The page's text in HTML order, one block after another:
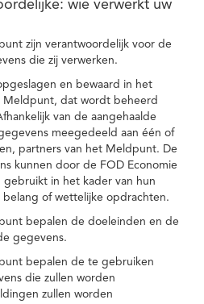
wie verwerkt uw
zijn verantwoordelijk voor de
die zij verwerken.
en bewaard in het
Meldpunt, dat wordt beheerd
van de aangehaalde
meegedeeld aan één of
partners van het Meldpunt. De
kunnen door de FOD Economie
in het kader van hun
of wettelijke opdrachten.
bepalen de doeleinden en de
gegevens.
bepalen de te gebruiken
die zullen worden
zullen worden